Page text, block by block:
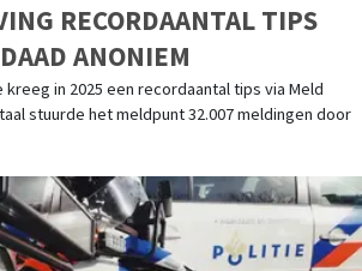
RECORDAANTAL TIPS
ANONIEM
kreeg in 2025 een recordaantal tips via Meld
stuurde het meldpunt 32.007 meldingen door